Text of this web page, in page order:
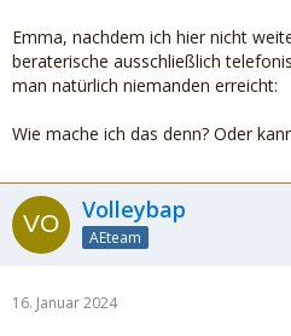
Emma, nachdem ich hier nicht
beraterische ausschließlich
man natürlich niemanden erreicht:
Wie mache ich das denn? Oder
Volleybap
AEteam
16. Januar 2024